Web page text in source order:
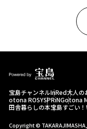
宝島チャンネルInRed大人の
otona ROSYSPRiNGotona
田舎暮らしの本宝島すごい！
Copyright ©